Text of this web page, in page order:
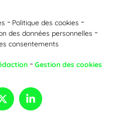
Politique des cookies
des données personnelles
consentements
Gestion des cookies